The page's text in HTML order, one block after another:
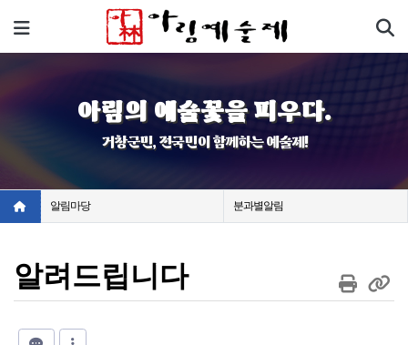
메뉴
아림의 예술꽃을 피우다.
거창군민, 전국민이 함께하는 예술제!
알림마당 분과별알림
알려드립니다